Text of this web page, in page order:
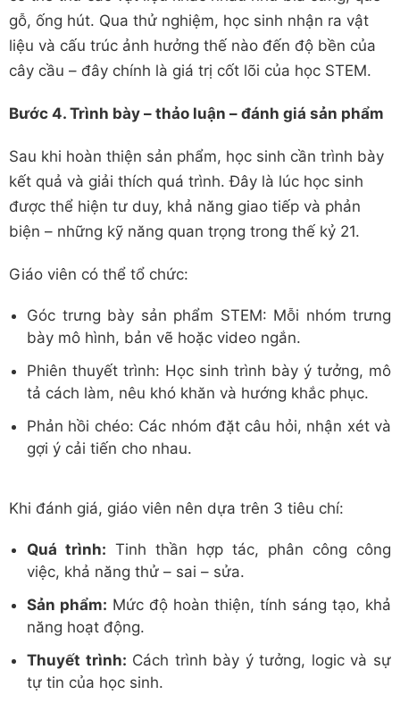
gỗ, ống hút. Qua thử nghiệm, học sinh nhận ra vật
liệu và cấu trúc ảnh hưởng thế nào đến độ bền của
cây cầu – đây chính là giá trị cốt lõi của học STEM.
Bước 4. Trình bày – thảo luận – đánh giá sản phẩm
Sau khi hoàn thiện sản phẩm, học sinh cần trình bày
kết quả và giải thích quá trình. Đây là lúc học sinh
được thể hiện tư duy, khả năng giao tiếp và phản
biện – những kỹ năng quan trọng trong thế kỷ 21.
Giáo viên có thể tổ chức:
Góc trưng bày sản phẩm STEM: Mỗi nhóm trưng
bày mô hình, bản vẽ hoặc video ngắn.
Phiên thuyết trình: Học sinh trình bày ý tưởng, mô
tả cách làm, nêu khó khăn và hướng khắc phục.
Phản hồi chéo: Các nhóm đặt câu hỏi, nhận xét và
gợi ý cải tiến cho nhau.
Khi đánh giá, giáo viên nên dựa trên 3 tiêu chí:
Quá trình: Tinh thần hợp tác, phân công công
việc, khả năng thử – sai – sửa.
Sản phẩm: Mức độ hoàn thiện, tính sáng tạo, khả
năng hoạt động.
Thuyết trình: Cách trình bày ý tưởng, logic và sự
tự tin của học sinh.